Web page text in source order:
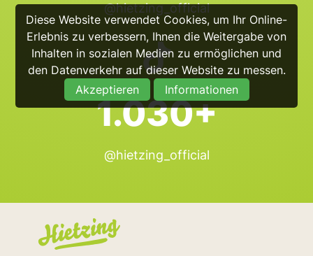
Diese Website verwendet Cookies, um Ihr Online-
Erlebnis zu verbessern, Ihnen die Weitergabe von
Inhalten in sozialen Medien zu ermöglichen und
den Datenverkehr auf dieser Website zu messen.
Akzeptieren
Informationen
@hietzing_official
1.030+
@hietzing_official